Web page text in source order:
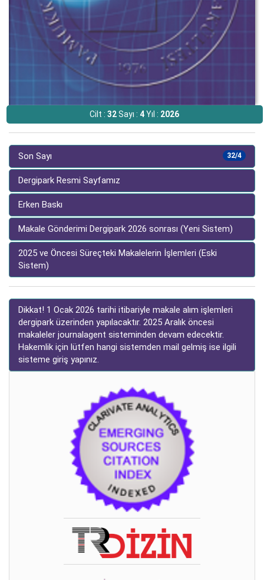
Cilt :32Sayı :4Yıl : 2026
32/4
Son Sayı
Dergipark Resmi Sayfamız
Erken Baskı
Makale Gönderimi Dergipark 2026 sonrası (Yeni Sistem)
2025 ve Öncesi Süreçteki Makalelerin İşlemleri (Eski
Sistem)
Dikkat! 1 Ocak 2026 tarihi itibariyle makale alım işlemleri
dergipark üzerinden yapılacaktır. 2025 Aralık öncesi
makaleler journalagent sisteminden devam edecektir.
Hakemlik için lütfen hangi sistemden mail gelmiş ise ilgili
sisteme giriş yapınız.